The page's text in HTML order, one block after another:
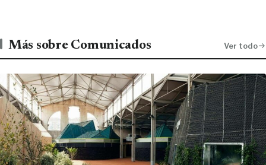
Más sobre Comunicados Ver todo